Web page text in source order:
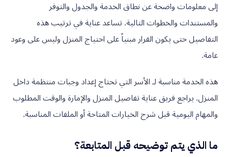
إلى معلومات واضحة عن نطاق الخدمة والجدول والتوفر
والمستندات والخطوات التالية. تساعد عناية في ترتيب هذه
التفاصيل حتى يكون القرار مبنياً على احتياج المنزل وليس على وعود
عامة.
هذه الخدمة مناسبة لـ الأسر التي تحتاج إعداد وجبات منتظمة داخل
المنزل. يراجع فريق عناية تفاصيل المنزل والإمارة والوقت المطلوب
والمهام اليومية قبل شرح الخيارات المتاحة أو الملفات المناسبة.
ما الذي يتم توضيحه قبل المتابعة؟